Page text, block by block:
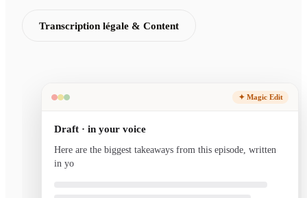
Transcription légale & Content
✦ Magic Edit
Draft · in your voice
Here are the biggest takeaways from this episode, written
in your voice and ready to send.